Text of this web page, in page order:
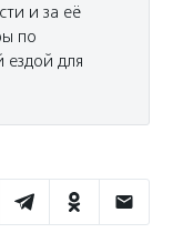
и за её
по
ездой для